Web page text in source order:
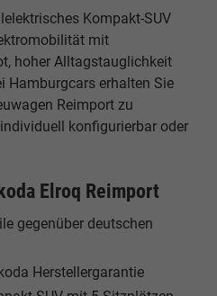
Kompakt-SUV
mit
hoher Alltagstauglichkeit
Hamburgcars erhalten Sie
Reimport zu
konfigurierbar oder
Elroq Reimport
gegenüber deutschen
Herstellergarantie